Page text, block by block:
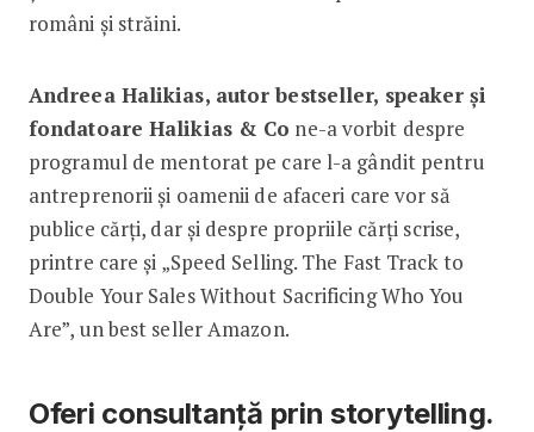
români și străini.
Andreea Halikias, autor bestseller, speaker și
fondatoare Halikias & Co ne-a vorbit despre
programul de mentorat pe care l-a gândit pentru
antreprenorii și oamenii de afaceri care vor să
publice cărți, dar și despre propriile cărți scrise,
printre care și „Speed Selling. The Fast Track to
Double Your Sales Without Sacrificing Who You
Are”, un best seller Amazon.
Oferi consultanță prin storytelling.